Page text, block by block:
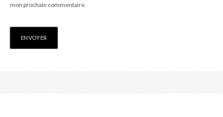
mon prochain commentaire.